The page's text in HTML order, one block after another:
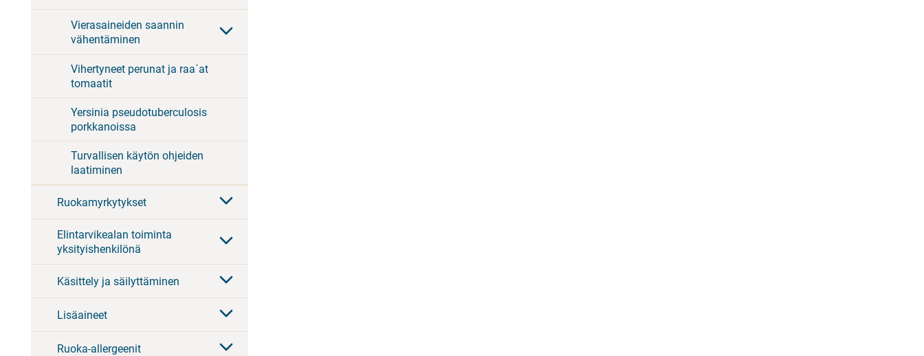
Vierasaineiden saannin
vähentäminen
Vihertyneet perunat ja raa´at
tomaatit
Yersinia pseudotuberculosis
porkkanoissa
Turvallisen käytön ohjeiden
laatiminen
Ruokamyrkytykset
Elintarvikealan toiminta
yksityishenkilönä
Käsittely ja säilyttäminen
Lisäaineet
Ruoka-allergeenit